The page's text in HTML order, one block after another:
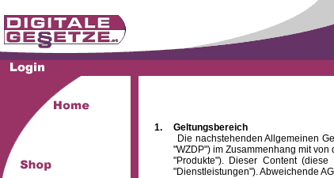
1.
Geltungsbereich
Die nachstehenden Allgemeinen
"WZDP") im Zusammenhang mit
"Produkte"). Dieser Content
"Dienstleistungen"). Abweichende